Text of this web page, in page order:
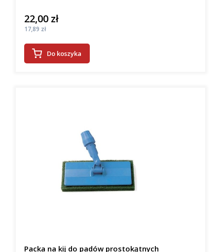
Cena
22,00 zł
Cena
17,89 zł
Do koszyka
Packa na kij do padów prostokątnych